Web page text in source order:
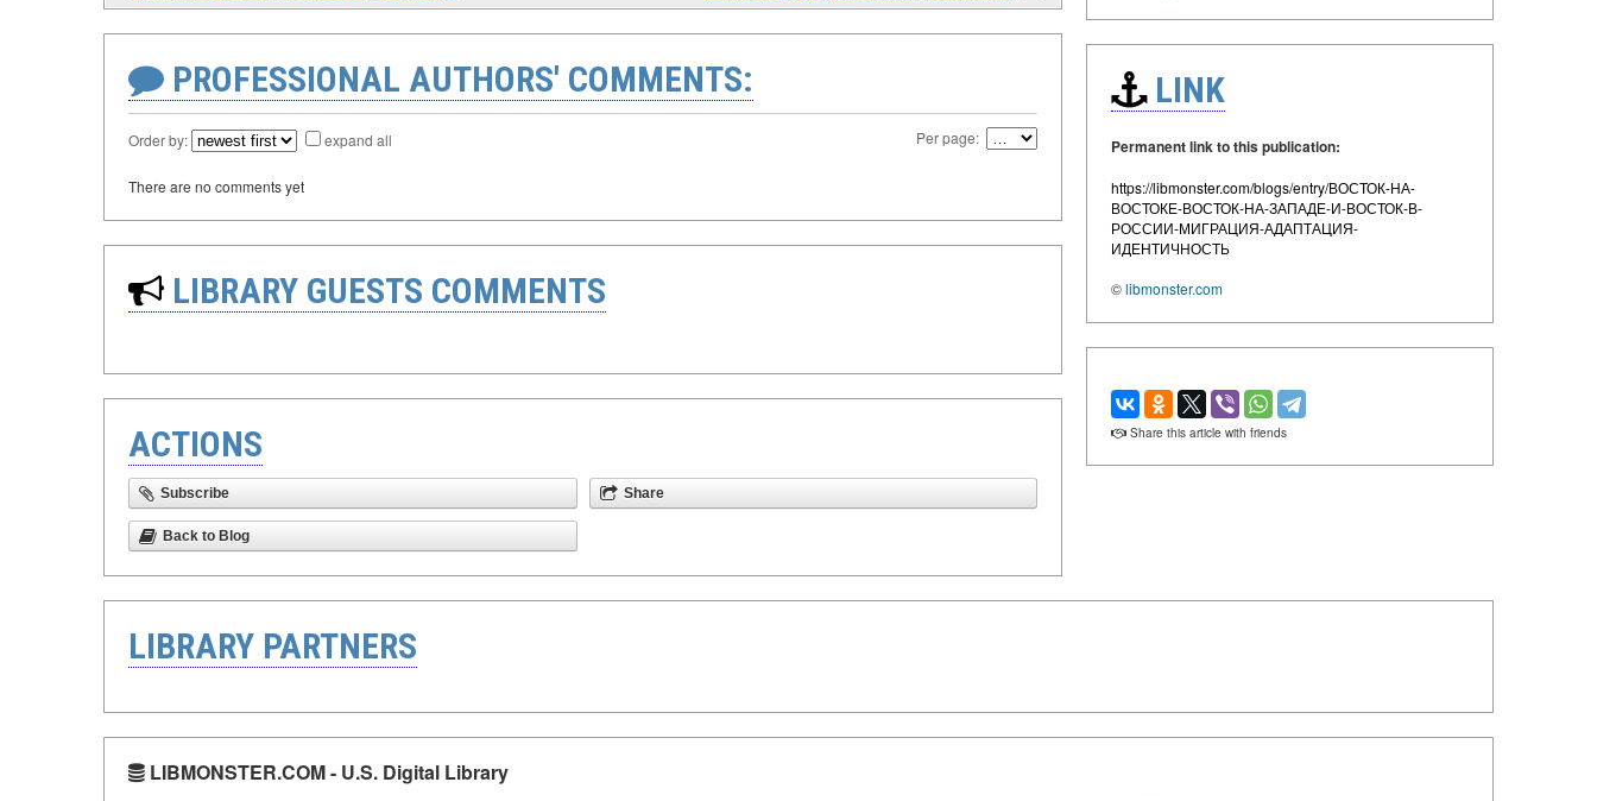
PROFESSIONAL AUTHORS' COMMENTS:
Order by: expand all Per page:
There are no comments yet
LIBRARY GUESTS COMMENTS
ACTIONS
Subscribe Share
Back to Blog
LINK
Permanent link to this publication:
https://libmonster.com/blogs/entry/ВОСТОК-НА-
ВОСТОКЕ-ВОСТОК-НА-ЗАПАДЕ-И-ВОСТОК-В-
РОССИИ-МИГРАЦИЯ-АДАПТАЦИЯ-
ИДЕНТИЧНОСТЬ
©libmonster.com
Share this article with friends
LIBRARY PARTNERS
LIBMONSTER.COM - U.S. Digital Library